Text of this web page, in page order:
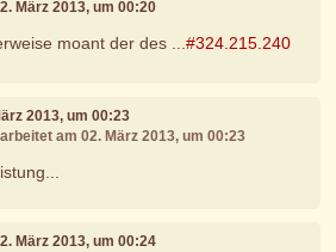
März 2013, um 00:20
moant der des ...#324.215.240
2013, um 00:23
am 02. März 2013, um 00:23
März 2013, um 00:24